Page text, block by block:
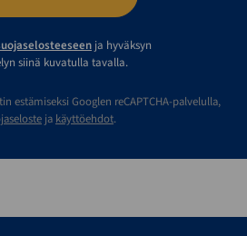
ja hyväksyn
siinä kuvatulla tavalla.
estämiseksi Googlen reCAPTCHA-palvelulla,
ja käyttöehdot.